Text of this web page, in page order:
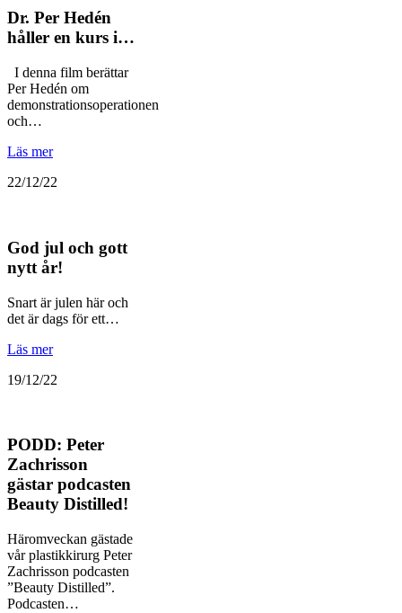
Dr. Per Hedén
håller en kurs i…
I denna film berättar
Per Hedén om
demonstrationsoperationen
och…
Läs mer
22/12/22
God jul och gott
nytt år!
Snart är julen här och
det är dags för ett…
Läs mer
19/12/22
PODD: Peter
Zachrisson
gästar podcasten
Beauty Distilled!
Häromveckan gästade
vår plastikkirurg Peter
Zachrisson podcasten
”Beauty Distilled”.
Podcasten…